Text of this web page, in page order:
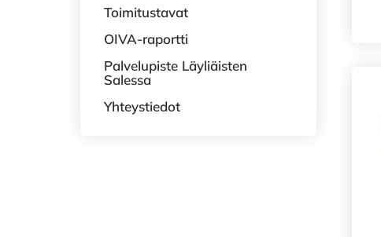
Toimitustavat
OIVA-raportti
Palvelupiste Läyliäisten
Salessa
Yhteystiedot